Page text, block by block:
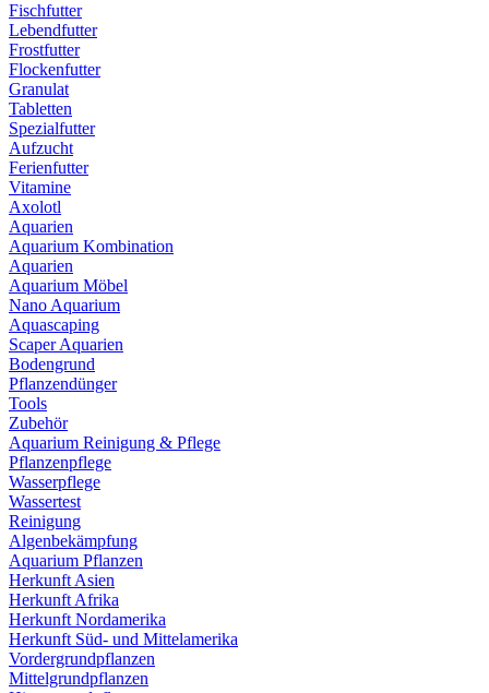
Fischfutter
Lebendfutter
Frostfutter
Flockenfutter
Granulat
Tabletten
Spezialfutter
Aufzucht
Ferienfutter
Vitamine
Axolotl
Aquarien
Aquarium Kombination
Aquarien
Aquarium Möbel
Nano Aquarium
Aquascaping
Scaper Aquarien
Bodengrund
Pflanzendünger
Tools
Zubehör
Aquarium Reinigung & Pflege
Pflanzenpflege
Wasserpflege
Wassertest
Reinigung
Algenbekämpfung
Aquarium Pflanzen
Herkunft Asien
Herkunft Afrika
Herkunft Nordamerika
Herkunft Süd- und Mittelamerika
Vordergrundpflanzen
Mittelgrundpflanzen